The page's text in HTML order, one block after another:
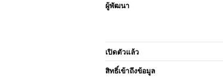
ผู้พัฒนา
เปิดตัวแล้ว
สิทธิ์เข้าถึงข้อมูล